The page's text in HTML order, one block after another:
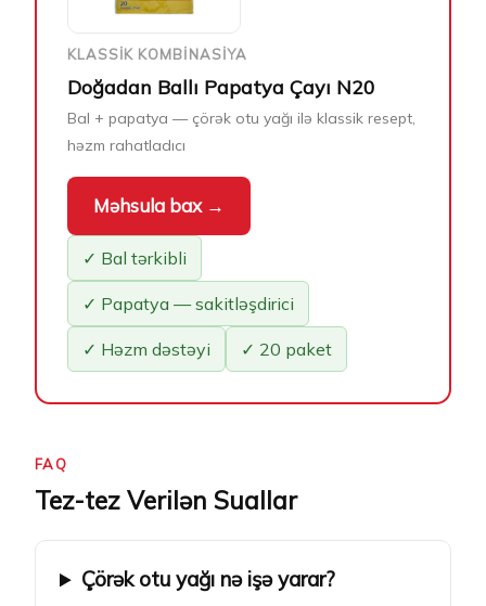
KLASSIK KOMBINASIYA
Doğadan Ballı Papatya Çayı N20
Bal + papatya — çörək otu yağı ilə klassik resept,
həzm rahatladıcı
Məhsula bax →
✓ Bal tərkibli
✓ Papatya — sakitləşdirici
✓ Həzm dəstəyi ✓ 20 paket
FAQ
Tez-tez Verilən Suallar
Çörək otu yağı nə işə yarar?